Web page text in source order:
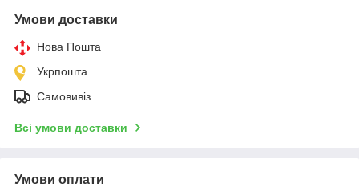
Умови доставки
Нова Пошта
Укрпошта
Самовивіз
Всі умови доставки
Умови оплати